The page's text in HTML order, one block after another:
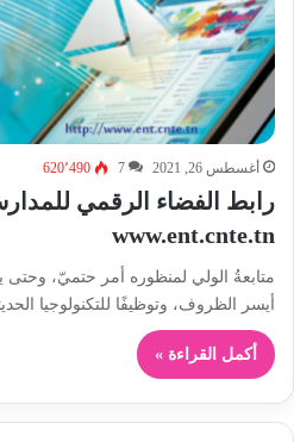
أغسطس 26, 2021 7 620٬490
www.ent.cnte.tn
متابعةُ الولي لمنظوره أمر حتميّ، وحتى
أيسر الظروف، وتوظيفًا للتكنولوجيا
أكمل القراءة »